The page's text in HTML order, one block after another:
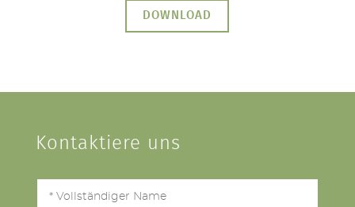
DOWNLOAD
Kontaktiere uns